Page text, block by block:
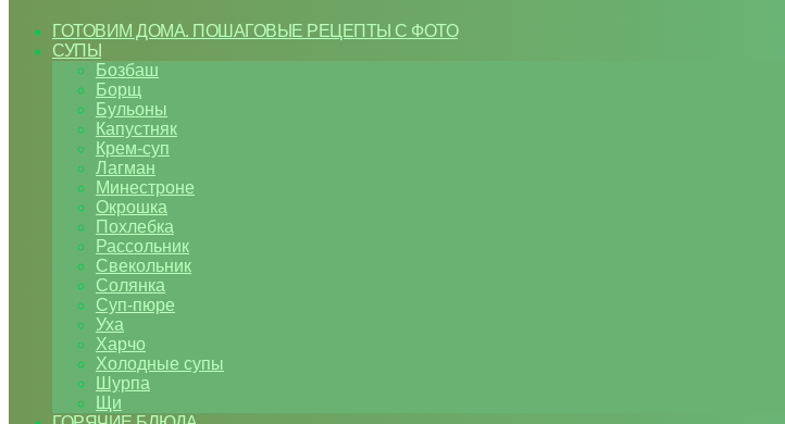
ГОТОВИМ ДОМА. ПОШАГОВЫЕ РЕЦЕПТЫ С ФОТО
СУПЫ
Бозбаш
Борщ
Бульоны
Капустняк
Крем-суп
Лагман
Минестроне
Окрошка
Похлебка
Рассольник
Свекольник
Солянка
Суп-пюре
Уха
Харчо
Холодные супы
Шурпа
Щи